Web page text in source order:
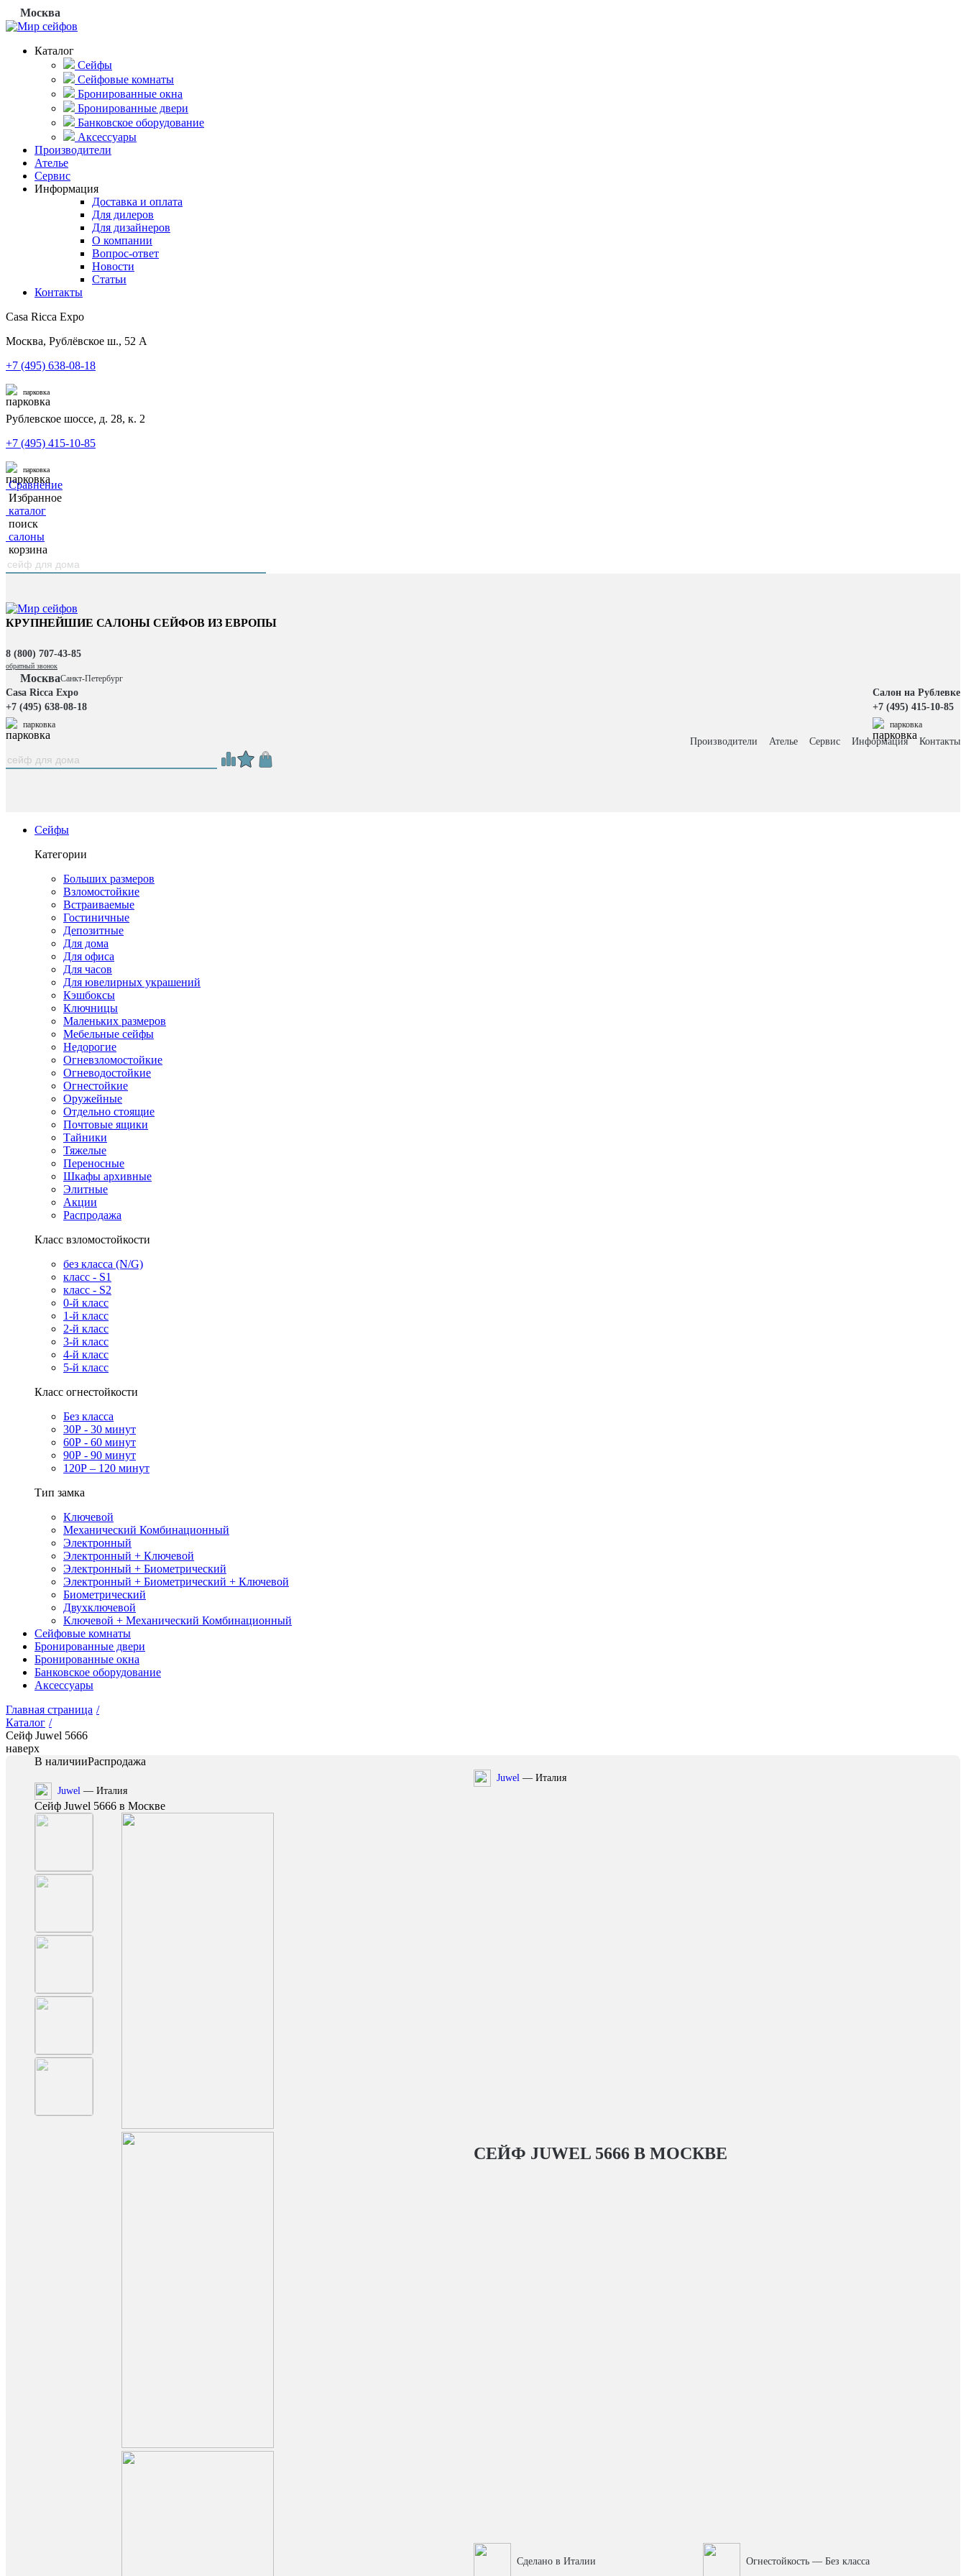
Москва
Каталог
Сейфы
Сейфовые комнаты
Бронированные окна
Бронированные двери
Банковское оборудование
Аксессуары
Производители
Ателье
Сервис
Информация
Доставка и оплата
Для дилеров
Для дизайнеров
О компании
Вопрос-ответ
Новости
Статьи
Контакты
Casa Ricca Expo
Москва, Рублёвское ш., 52 А
+7 (495) 638-08-18
парковка
Рублевское шоссе, д. 28, к. 2
+7 (495) 415-10-85
парковка
Сравнение
Избранное
каталог
поиск
салоны
корзина
КРУПНЕЙШИЕ САЛОНЫ СЕЙФОВ ИЗ ЕВРОПЫ
8 (800) 707-43-85
обратный звонок
МоскваСанкт-Петербург
Casa Ricca Expo
+7 (495) 638-08-18
парковка
Салон на Рублевке
+7 (495) 415-10-85
парковка
Производители Ателье Сервис Информация Контакты
Сейфы
Категории
Больших размеров
Взломостойкие
Встраиваемые
Гостиничные
Депозитные
Для дома
Для офиса
Для часов
Для ювелирных украшений
Кэшбоксы
Ключницы
Маленьких размеров
Мебельные сейфы
Недорогие
Огневзломостойкие
Огневодостойкие
Огнестойкие
Оружейные
Отдельно стоящие
Почтовые ящики
Тайники
Тяжелые
Переносные
Шкафы архивные
Элитные
Акции
Распродажа
Класс взломостойкости
без класса (N/G)
класс - S1
класс - S2
0-й класс
1-й класс
2-й класс
3-й класс
4-й класс
5-й класс
Класс огнестойкости
Без класса
30Р - 30 минут
60Р - 60 минут
90Р - 90 минут
120Р – 120 минут
Тип замка
Ключевой
Механический Комбинационный
Электронный
Электронный + Ключевой
Электронный + Биометрический
Электронный + Биометрический + Ключевой
Биометрический
Двухключевой
Ключевой + Механический Комбинационный
Сейфовые комнаты
Бронированные двери
Бронированные окна
Банковское оборудование
Аксессуары
Главная страница /
Каталог /
Сейф Juwel 5666
наверх
В наличииРаспродажа
Juwel — Италия
Сейф Juwel 5666 в Москве
Juwel — Италия
СЕЙФ JUWEL 5666 В МОСКВЕ
Сделано в Италии Огнестойкость — Без класса